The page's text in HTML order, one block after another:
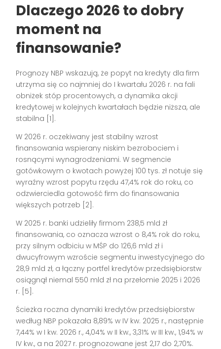
Dlaczego 2026 to dobry
moment na
finansowanie?
Prognozy NBP wskazują, że popyt na kredyty dla firm
utrzyma się co najmniej do I kwartału 2026 r. na fali
obniżek stóp procentowych, a dynamika akcji
kredytowej w kolejnych kwartałach będzie niższa, ale
stabilna [1].
W 2026 r. oczekiwany jest stabilny wzrost
finansowania wspierany niskim bezrobociem i
rosnącymi wynagrodzeniami. W segmencie
gotówkowym o kwotach powyżej 100 tys. zł notuje się
wyraźny wzrost popytu rzędu 47,4% rok do roku, co
odzwierciedla gotowość firm do finansowania
większych potrzeb [2].
W 2025 r. banki udzieliły firmom 238,5 mld zł
finansowania, co oznacza wzrost o 8,4% rok do roku,
przy silnym odbiciu w MŚP do 126,6 mld zł i
dwucyfrowym wzroście segmentu inwestycyjnego do
28,9 mld zł, a łączny portfel kredytów przedsiębiorstw
osiągnął niemal 550 mld zł na przełomie 2025 i 2026
r. [5].
Ścieżka roczna dynamiki kredytów przedsiębiorstw
według NBP pokazała 8,89% w IV kw. 2025 r., następnie
7,44% w I kw. 2026 r., 4,04% w II kw., 3,31% w III kw., 1,94% w
IV kw., a na 2027 r. prognozowane jest 2,17 do 2,70%.